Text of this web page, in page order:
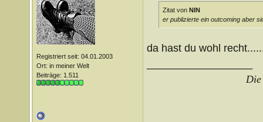
Registriert seit: 04.01.2003
Ort: in meiner Welt
Beiträge: 1.511
Zitat von NIN
er publizierte ein outcoming aber
da hast du wohl
Die